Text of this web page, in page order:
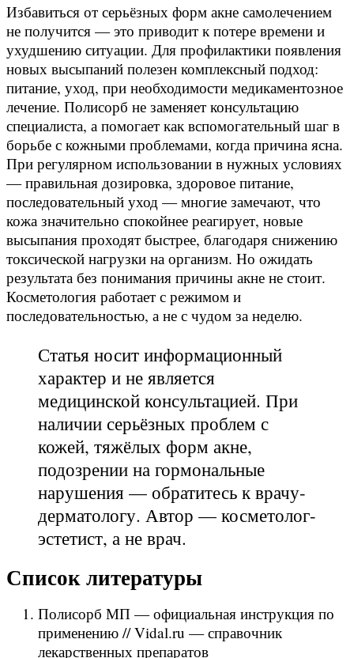
Избавиться от серьёзных форм акне самолечением
не получится — это приводит к потере времени и
ухудшению ситуации. Для профилактики появления
новых высыпаний полезен комплексный подход:
питание, уход, при необходимости медикаментозное
лечение. Полисорб не заменяет консультацию
специалиста, а помогает как вспомогательный шаг в
борьбе с кожными проблемами, когда причина ясна.
При регулярном использовании в нужных условиях
— правильная дозировка, здоровое питание,
последовательный уход — многие замечают, что
кожа значительно спокойнее реагирует, новые
высыпания проходят быстрее, благодаря снижению
токсической нагрузки на организм. Но ожидать
результата без понимания причины акне не стоит.
Косметология работает с режимом и
последовательностью, а не с чудом за неделю.
Статья носит информационный
характер и не является
медицинской консультацией. При
наличии серьёзных проблем с
кожей, тяжёлых форм акне,
подозрении на гормональные
нарушения — обратитесь к врачу-
дерматологу. Автор — косметолог-
эстетист, а не врач.
Список литературы
Полисорб МП — официальная инструкция по
применению // Vidal.ru — справочник
лекарственных препаратов